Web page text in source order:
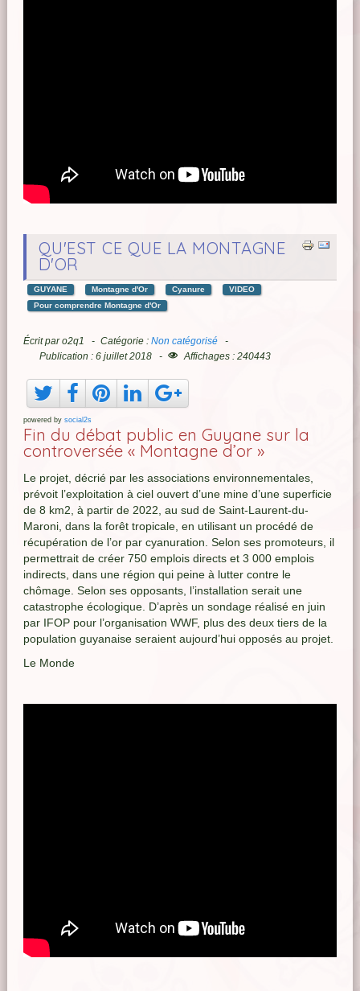
QU'EST CE QUE LA MONTAGNE
D'OR
GUYANE Montagne d'Or Cyanure
VIDEO
Pour comprendre Montagne d'Or
Écrit paro2q1 Catégorie : Non catégorisé
Publication : 6 juillet 2018
Affichages : 240443
powered by social2s
Fin du débat public en Guyane sur la
controversée « Montagne d’or »
Le projet, décrié par les associations environnementales,
prévoit l’exploitation à ciel ouvert d’une mine d’une superficie
de 8 km2, à partir de 2022, au sud de Saint-Laurent-du-
Maroni, dans la forêt tropicale, en utilisant un procédé de
récupération de l’or par cyanuration. Selon ses promoteurs, il
permettrait de créer 750 emplois directs et 3 000 emplois
indirects, dans une région qui peine à lutter contre le
chômage. Selon ses opposants, l’installation serait une
catastrophe écologique. D’après un sondage réalisé en juin
par IFOP pour l’organisation WWF, plus des deux tiers de la
population guyanaise seraient aujourd’hui opposés au projet.
Le Monde